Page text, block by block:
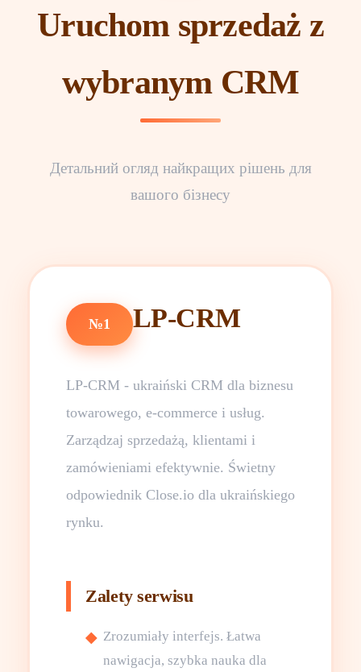
Uruchom sprzedaż z
wybranym CRM
Детальний огляд найкращих рішень для
вашого бізнесу
№1 LP-CRM
LP-CRM - ukraiński CRM dla biznesu
towarowego, e-commerce i usług.
Zarządzaj sprzedażą, klientami i
zamówieniami efektywnie. Świetny
odpowiednik Close.io dla ukraińskiego
rynku.
Zalety serwisu
Zrozumiały interfejs. Łatwa
nawigacja, szybka nauka dla